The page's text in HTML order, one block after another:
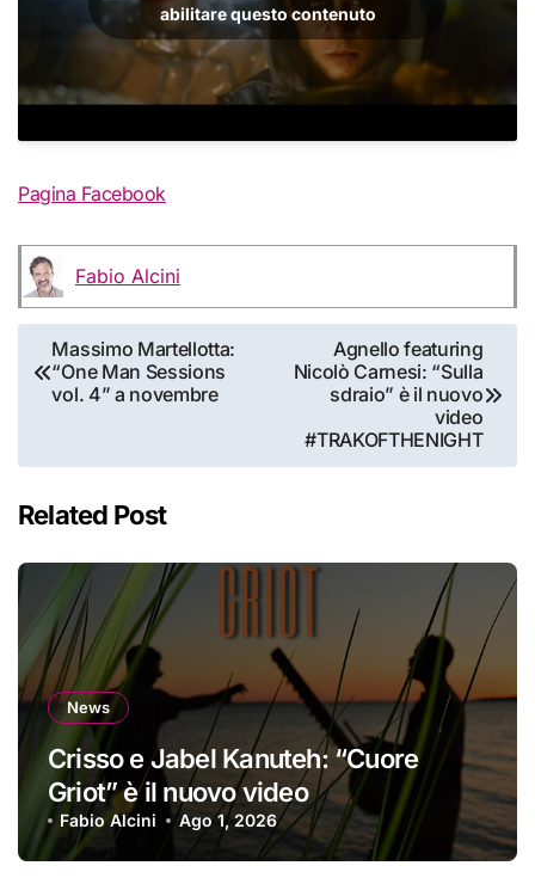
abilitare questo contenuto
Pagina Facebook
Fabio Alcini
Navigazione
articoli
Massimo Martellotta:
“One Man Sessions
vol. 4” a novembre
Agnello featuring
Nicolò Carnesi: “Sulla
sdraio” è il nuovo
video
#TRAKOFTHENIGHT
Related Post
News
Crisso e Jabel Kanuteh: “Cuore
Griot” è il nuovo video
Fabio Alcini Ago 1, 2026